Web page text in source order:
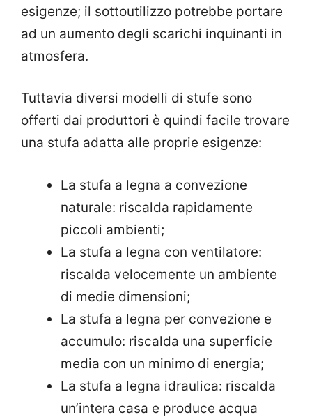
esigenze; il sottoutilizzo potrebbe portare
ad un aumento degli scarichi inquinanti in
atmosfera.
Tuttavia diversi modelli di stufe sono
offerti dai produttori è quindi facile trovare
una stufa adatta alle proprie esigenze:
La stufa a legna a convezione
naturale: riscalda rapidamente
piccoli ambienti;
La stufa a legna con ventilatore:
riscalda velocemente un ambiente
di medie dimensioni;
La stufa a legna per convezione e
accumulo: riscalda una superficie
media con un minimo di energia;
La stufa a legna idraulica: riscalda
un’intera casa e produce acqua